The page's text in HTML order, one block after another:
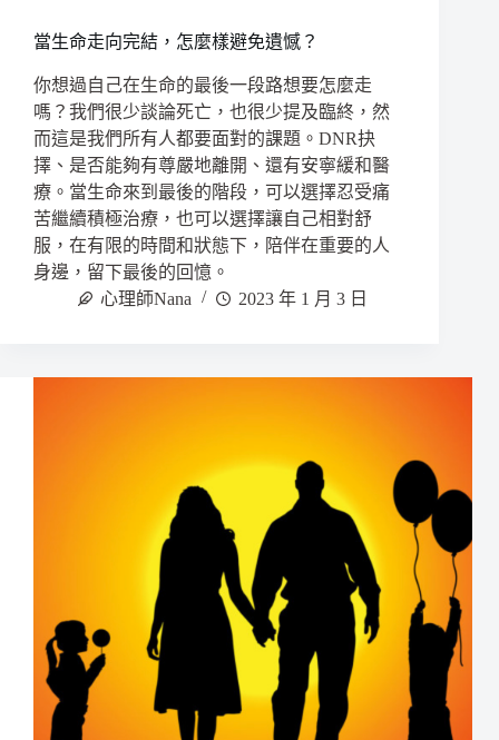
當生命走向完結，怎麼樣避免遺憾？
你想過自己在生命的最後一段路想要怎麼走
嗎？我們很少談論死亡，也很少提及臨終，然
而這是我們所有人都要面對的課題。DNR抉
擇、是否能夠有尊嚴地離開、還有安寧緩和醫
療。當生命來到最後的階段，可以選擇忍受痛
苦繼續積極治療，也可以選擇讓自己相對舒
服，在有限的時間和狀態下，陪伴在重要的人
身邊，留下最後的回憶。
心理師Nana
2023 年 1 月 3 日